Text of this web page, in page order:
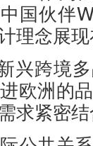
国伙伴
理念展
兴跨境
欧洲的
求紧密